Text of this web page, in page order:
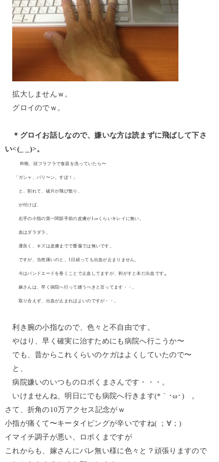
拡大しませんｗ。
グロイのでｗ。
＊グロイお話しなので、嫌いな方は読まずに飛ばして下さ
い<(_ _)>。
昨晩、頭フラフラで食器を洗っていたら〜
「ガシャ、パリ〜ン。すぽ！」
と、割れて、破片が飛び散り、
が付けば、
右手の小指の第一関節手前の皮膚が1㎝くらいキレイに無い。
血はダラダラ。
運良く、キズは皮膚までで重傷では無いです。
ですが、当然痛いのと、1日経っても出血が止まりません。
今はバンドエードを巻くことで止血してますが、剥がすと未だ出血です 。
嫁さんは、早く病院へ行って縫うべきと言ってます・・。
取り合えず、出血が止まればよいのですが・・。
利き腕の小指なので、色々と不自由です。
やはり、早く確実に治すためにも病院へ行こうか〜
でも、昔からこれくらいのケガはよくしていたので〜
と、
病院嫌いのいつものロボくまさんです・・・。
いけませんね、明日にでも病院へ行きます(*｀･ω･)ゞ。
さて、折角の10万アクセス記念がｗ
小指が痛くて〜キータイピングが辛いですね( ；∀；)
イマイチ調子が悪い、ロボくまですが
これからも、嫁さんにバレ無い様に色々と？頑張りますので